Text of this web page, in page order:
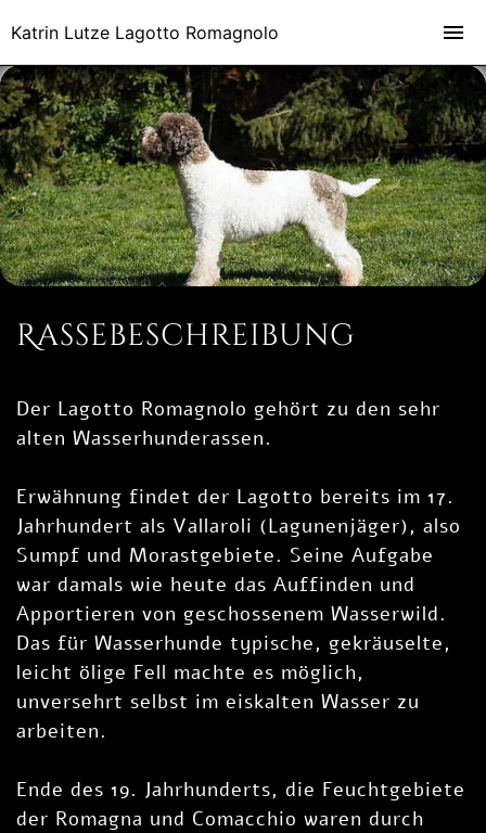
Rassebeschreibung
Der Lagotto Romagnolo gehört zu den sehr
alten Wasserhunderassen.
Erwähnung findet der Lagotto bereits im 17.
Jahrhundert als Vallaroli (Lagunenjäger), also
Sumpf und Morastgebiete. Seine Aufgabe
war damals wie heute das Auffinden und
Apportieren von geschossenem Wasserwild.
Das für Wasserhunde typische, gekräuselte,
leicht ölige Fell machte es möglich,
unversehrt selbst im eiskalten Wasser zu
arbeiten.
Ende des 19. Jahrhunderts, die Feuchtgebiete
der Romagna und Comacchio waren durch
Katrin Lutze Lagotto Romagnolo